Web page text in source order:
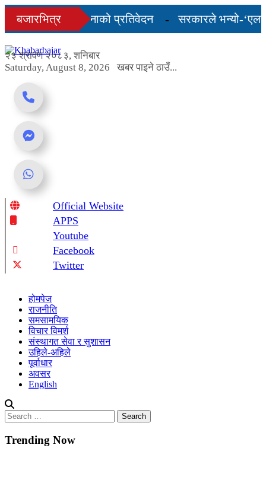
Skip
content
बजारभित्र
अन्तिम तीन महिनाको प्रतिवेदन
सरकारले भन्यो-‘एलपी
२३ श्रावण २०८३, शनिबार
Saturday, August 8, 2026
खबर पाइने ठाउँ...
Online News Portal
Official Website
APPS
Youtube
Facebook
Twitter
होमपेज
राजनीति
समसामयिक
विचार विमर्श
संस्थागत सेवा र सुशासन
उहिले-अहिले
पूर्वाधार
अवसर
English
Search
for:
Trending Now